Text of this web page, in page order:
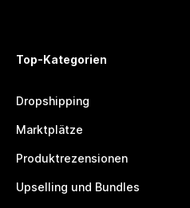
Top-Kategorien
Dropshipping
Marktplätze
Produktrezensionen
Upselling und Bundles